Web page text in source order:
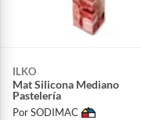
ILKO
Mat Silicona Mediano
Pastelería
Por SODIMAC